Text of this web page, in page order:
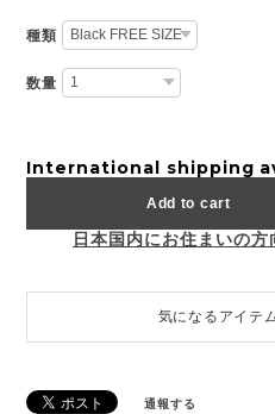
種類
数量
International shipping
Add to cart
日本国内にお住まいの方
気になるアイテ
通報する